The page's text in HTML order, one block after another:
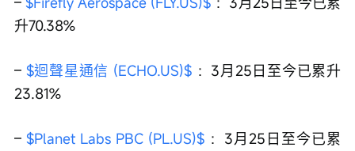
升70.38%
– $迴聲星通信 (ECHO.US)$ ：3月25日至今已累升
23.81%
– $Planet Labs PBC (PL.US)$ ：3月25日至今已累